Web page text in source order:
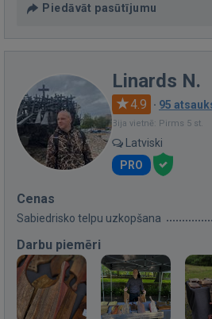
Piedāvāt pasūtījumu
Linards N.
4.9 · 95
Bija vietnē: Pirms 5 st.
Latviski
PRO
Cenas
Sabiedrisko telpu uzkopšana
Darbu piemēri